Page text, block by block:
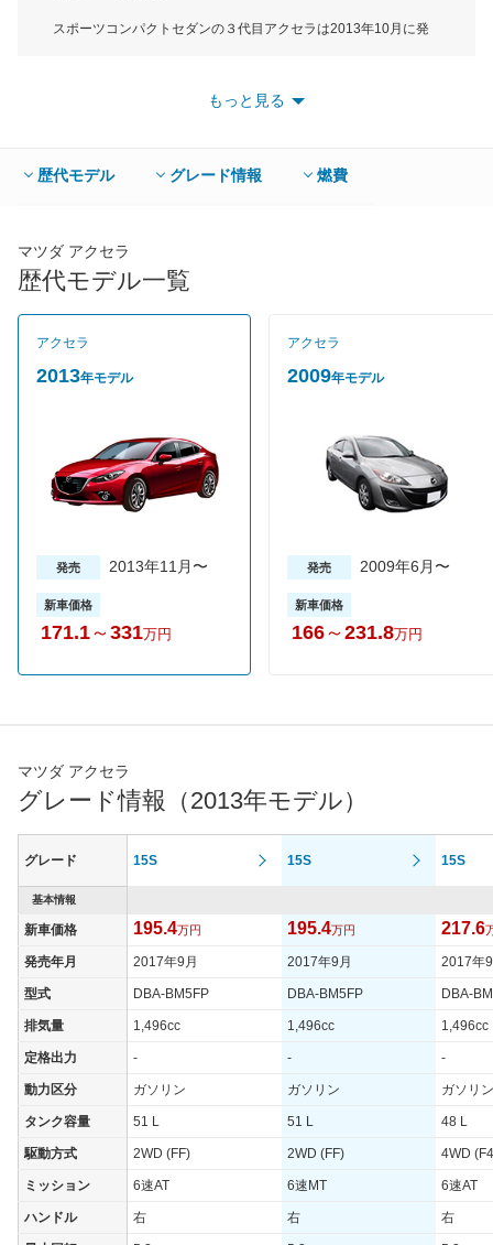
スポーツコンパクトセダンの３代目アクセラは2013年10月に発
ントに属する。アクセラにはクルマを介して人と世界をつなぎ豊
様々な情報の取得と発信が可能になっている。エンジンは1.5直4
直噴DOHC、そして2Lエンジン＋電気モーターを組み合わせたマ
ード燃費は1.5L車が19.6km/L、ハイブリッド車が30.8km/Lを達成
している。SKYACTIVE技術に加えて、アテンザにも採用してい
る衝突回避・被害軽減を図るプリクラッシュセーフティをはじめ
ブリッド３種類の合計５グレード。売れ筋は1.5L車の上級グレー
ド15S。
もっと見る
歴代モデル グレード情報 燃費
マツダ アクセラ
歴代モデル一覧
アクセラ
2013年モデル
発売 2013年11月〜
新車価格
171.1～ 331万円
アクセラ
2009年モデル
発売 2009年6月〜
新車価格
166～ 231.8万円
マツダ アクセラ
グレード情報（2013年モデル）
グレード 15S 15S 15S
基本情報
新車価格 195.4万円 195.4万円 217.6
発売年月 2017年9月 2017年9月 2017年
型式 DBA-BM5FP DBA-BM5FP DBA-
排気量 1,496cc 1,496cc 1,496cc
定格出力 - - -
動力区分 ガソリン ガソリン ガソリン
タンク容量 51 L 51 L 48 L
駆動方式 2WD (FF) 2WD (FF) 4WD
ミッション 6速AT 6速MT 6速AT
ハンドル 右 右 右